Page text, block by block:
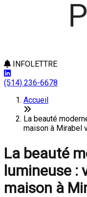
INFOLETTRE
(514) 236-6678
Accueil
La beauté
maison à Mirabel
La beauté
lumineuse :
maison à